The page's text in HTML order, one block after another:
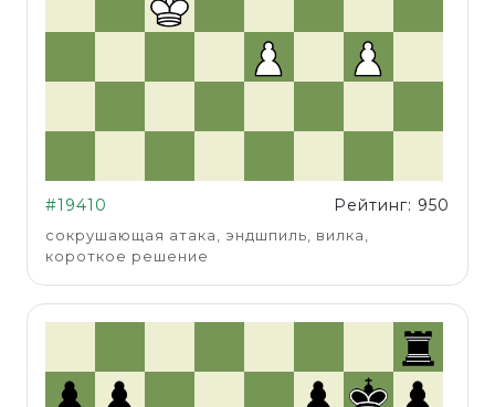
#19410 Рейтинг: 950
сокрушающая атака, эндшпиль, вилка,
короткое решение